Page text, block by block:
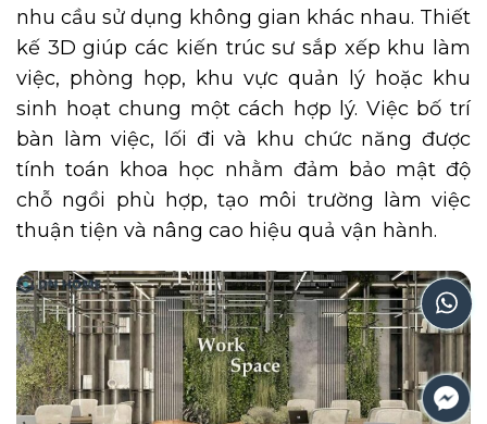
nhu cầu sử dụng không gian khác nhau. Thiết
kế 3D giúp các kiến trúc sư sắp xếp khu làm
việc, phòng họp, khu vực quản lý hoặc khu
sinh hoạt chung một cách hợp lý. Việc bố trí
bàn làm việc, lối đi và khu chức năng được
tính toán khoa học nhằm đảm bảo mật độ
chỗ ngồi phù hợp, tạo môi trường làm việc
thuận tiện và nâng cao hiệu quả vận hành.